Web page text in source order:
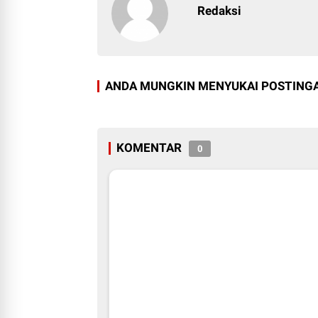
Redaksi
ANDA MUNGKIN MENYUKAI
KOMENTAR 0